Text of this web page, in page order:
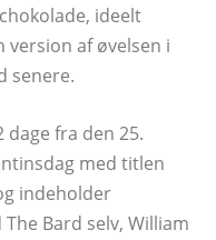
ideelt
af øvelsen i
senere.
fra den 25.
med titlen
indeholder
Bard selv, William